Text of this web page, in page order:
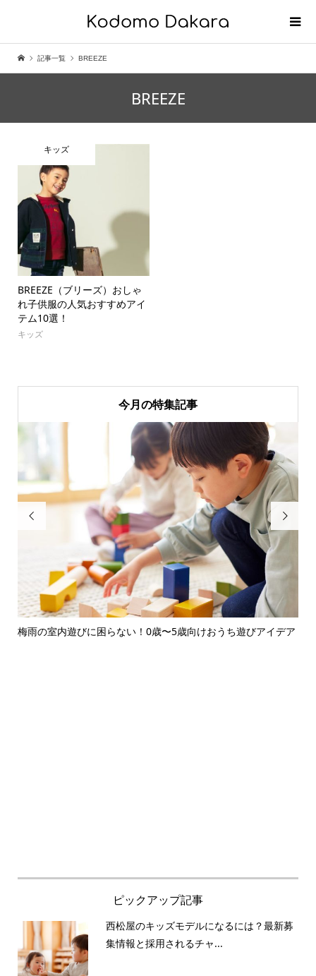
記事一覧 BREEZE
BREEZE
キッズ
BREEZE（ブリーズ）おしゃ
れ子供服の人気おすすめアイ
テム10選！
キッズ
今月の特集記事

梅雨の室内遊びに困らない！0歳〜5歳向けおうち遊びアイデア

ピックアップ記事
西松屋のキッズモデルになるには？最新募
集情報と採用されるチャ...